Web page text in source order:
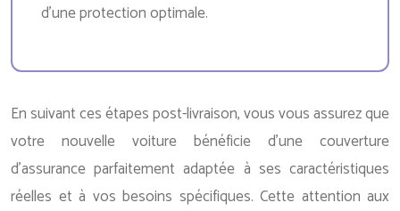
d’une protection optimale.
En suivant ces étapes post-livraison, vous vous assurez que
votre nouvelle voiture bénéficie d’une couverture
d’assurance parfaitement adaptée à ses caractéristiques
réelles et à vos besoins spécifiques. Cette attention aux